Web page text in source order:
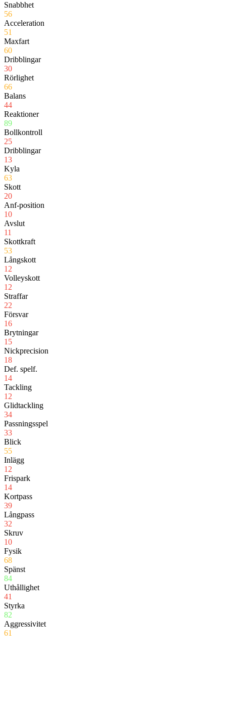
Snabbhet
56
Acceleration
51
Maxfart
60
Dribblingar
30
Rörlighet
66
Balans
44
Reaktioner
89
Bollkontroll
25
Dribblingar
13
Kyla
63
Skott
20
Anf-position
10
Avslut
11
Skottkraft
53
Långskott
12
Volleyskott
12
Straffar
22
Försvar
16
Brytningar
15
Nickprecision
18
Def. spelf.
14
Tackling
12
Glidtackling
34
Passningsspel
33
Blick
55
Inlägg
12
Frispark
14
Kortpass
39
Långpass
32
Skruv
10
Fysik
68
Spänst
84
Uthållighet
41
Styrka
82
Aggressivitet
61